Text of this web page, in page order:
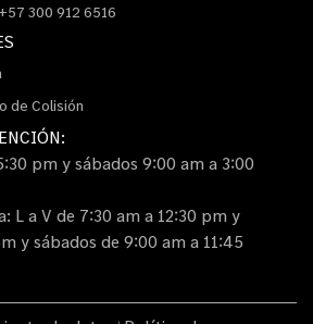
300 912 6516
de Colisión
pm y sábados 9:00 am a 3:00
L a V de 7:30 am a 12:30 pm y
y sábados de 9:00 am a 11:45